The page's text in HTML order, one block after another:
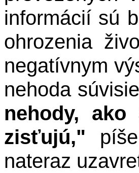
informácií sú
ohrozenia
negatívnym
nehoda
nehody,
zisťujú,"
nateraz